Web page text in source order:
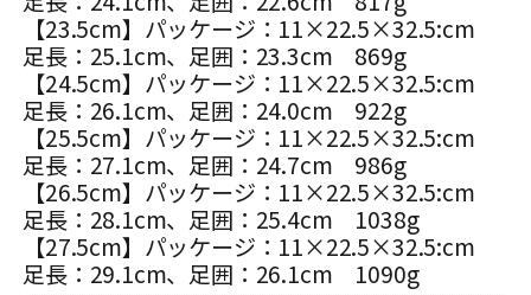
【23.5cm】パッケージ：11×22.5×32.5:cm
足長：25.1cm、足囲：23.3cm 869g
【24.5cm】パッケージ：11×22.5×32.5:cm
足長：26.1cm、足囲：24.0cm 922g
【25.5cm】パッケージ：11×22.5×32.5:cm
足長：27.1cm、足囲：24.7cm 986g
【26.5cm】パッケージ：11×22.5×32.5:cm
足長：28.1cm、足囲：25.4cm 1038g
【27.5cm】パッケージ：11×22.5×32.5:cm
足長：29.1cm、足囲：26.1cm 1090g